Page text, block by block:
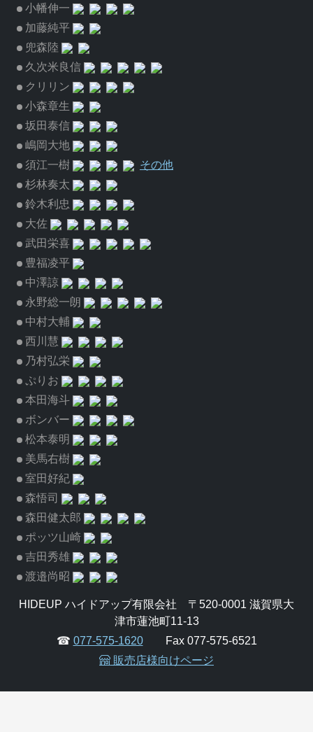
小幡伸一
加藤純平
兜森陸
久次米良信
クリリン
小森章生
坂田泰信
嶋岡大地
須江一樹
その他
杉林奏太
鈴木利忠
大佐
武田栄喜
豊福凌平
中澤諒
永野総一朗
中村大輔
西川慧
乃村弘栄
ぷりお
本田海斗
ボンバー
松本泰明
美馬右樹
室田好紀
森悟司
森田健太郎
ポッツ山崎
吉田秀雄
渡邉尚昭
HIDEUP ハイドアップ有限会社 〒520-0001 滋賀県大
津市蓮池町11-13
☎ 077-575-1620Fax 077-575-6521
販売店様向けページ